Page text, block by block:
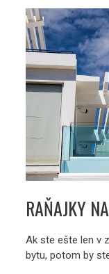
RAŇAJKY
Ak ste ešte len v
bytu, potom by